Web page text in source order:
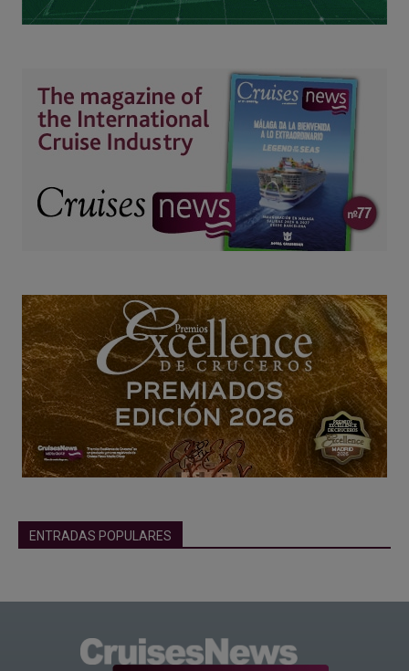
ENTRADAS POPULARES